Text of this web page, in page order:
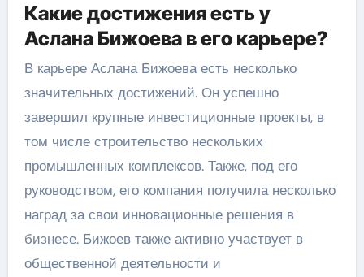
Какие достижения есть у
Аслана Бижоева в его карьере?
В карьере Аслана Бижоева есть несколько
значительных достижений. Он успешно
завершил крупные инвестиционные проекты, в
том числе строительство нескольких
промышленных комплексов. Также, под его
руководством, его компания получила несколько
наград за свои инновационные решения в
бизнесе. Бижоев также активно участвует в
общественной деятельности и